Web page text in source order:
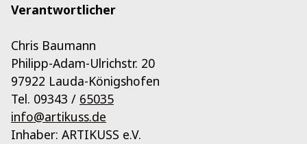
Verantwortlicher
Chris Baumann
Philipp-Adam-Ulrichstr. 20
97922 Lauda-Königshofen
Tel. 09343 / 65035
info@artikuss.de
Inhaber: ARTIKUSS e.V.